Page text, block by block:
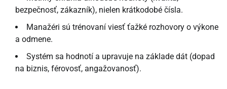
bezpečnosť, zákazník), nielen krátkodobé čísla.
Manažéri sú trénovaní viesť ťažké rozhovory o výkone
a odmene.
Systém sa hodnotí a upravuje na základe dát (dopad
na biznis, férovosť, angažovanosť).